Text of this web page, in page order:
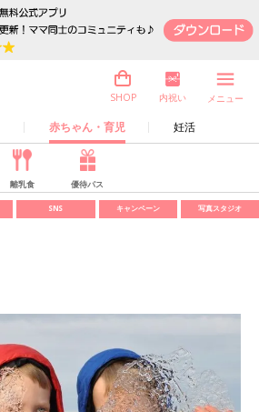
赤ちゃん・育児 妊活
SHOP 内祝い メニュー
離乳食 優待パス
SNS キャンペーン 写真スタジオ